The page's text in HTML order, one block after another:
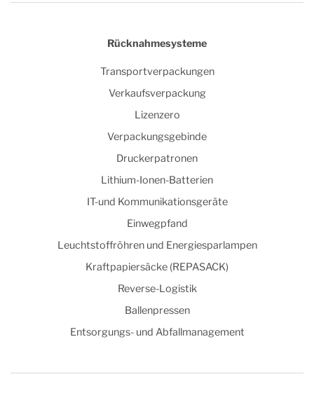
Rücknahmesysteme
Transportverpackungen
Verkaufsverpackung
Lizenzero
Verpackungsgebinde
Druckerpatronen
Lithium-Ionen-Batterien
IT-und Kommunikationsgeräte
Einwegpfand
Leuchtstoffröhren und Energiesparlampen
Kraftpapiersäcke (REPASACK)
Reverse-Logistik
Ballenpressen
Entsorgungs- und Abfallmanagement